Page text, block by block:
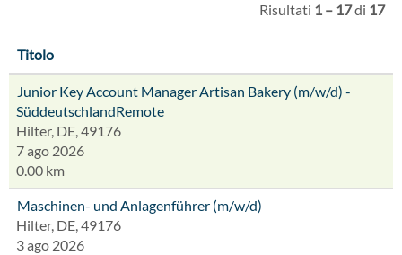
Risultati 1 – 17di 17
Titolo
Junior Key Account Manager Artisan Bakery (m/w/d) -
SüddeutschlandRemote
Hilter, DE, 49176
7 ago 2026
0.00 km
Maschinen- und Anlagenführer (m/w/d)
Hilter, DE, 49176
3 ago 2026